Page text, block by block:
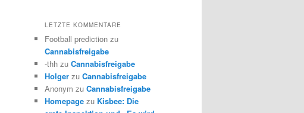
LETZTE KOMMENTARE
Football prediction zu
Cannabisfreigabe
-thh zu Cannabisfreigabe
Holger zu Cannabisfreigabe
Anonym zu Cannabisfreigabe
Homepage zu Kisbee: Die